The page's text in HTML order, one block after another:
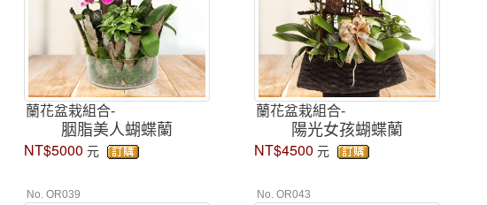
蘭花盆栽組合-
胭脂美人蝴蝶蘭
NT$5000 元
蘭花盆栽組合-
陽光女孩蝴蝶蘭
NT$4500 元
No. OR039 No. OR043